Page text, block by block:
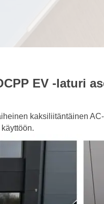
EV -laturi
kaksiliitäntäinen